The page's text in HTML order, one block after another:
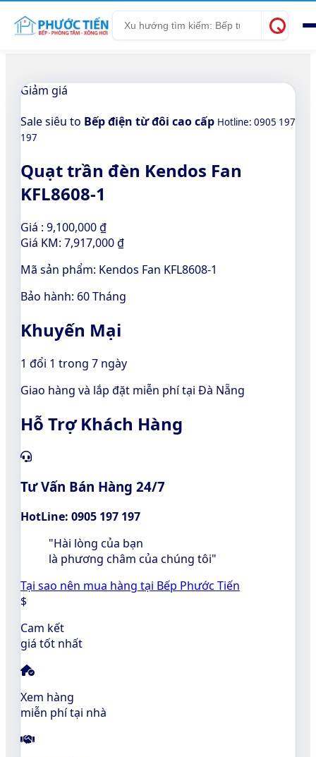
Tìm
Giảm giá
Sale siêu to Bếp điện từ đôi cao cấp Hotline: 0905 197
197
Quạt trần đèn Kendos Fan
KFL8608-1
Giá : 9,100,000₫
Giá KM: 7,917,000₫
Mã sản phẩm: Kendos Fan KFL8608-1
Bảo hành: 60 Tháng
Khuyến Mại
1 đổi 1 trong 7 ngày
Giao hàng và lắp đặt miễn phí tại Đà Nẵng
Hỗ Trợ Khách Hàng
Tư Vấn Bán Hàng 24/7
HotLine: 0905 197 197
"Hài lòng của bạn
là phương châm của chúng tôi"
Tại sao nên mua hàng tại Bếp Phước Tiến
$
Cam kết
giá tốt nhất
Xem hàng
miễn phí tại nhà